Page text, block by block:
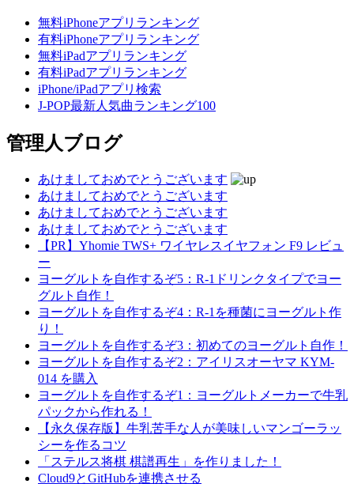
無料iPhoneアプリランキング
有料iPhoneアプリランキング
無料iPadアプリランキング
有料iPadアプリランキング
iPhone/iPadアプリ検索
J-POP最新人気曲ランキング100
管理人ブログ
あけましておめでとうございます
あけましておめでとうございます
あけましておめでとうございます
あけましておめでとうございます
【PR】Yhomie TWS+ ワイヤレスイヤフォン F9 レビュ
ー
ヨーグルトを自作するぞ5：R-1ドリンクタイプでヨー
グルト自作！
ヨーグルトを自作するぞ4：R-1を種菌にヨーグルト作
り！
ヨーグルトを自作するぞ3：初めてのヨーグルト自作！
ヨーグルトを自作するぞ2：アイリスオーヤマ KYM-
014 を購入
ヨーグルトを自作するぞ1：ヨーグルトメーカーで牛乳
パックから作れる！
【永久保存版】牛乳苦手な人が美味しいマンゴーラッ
シーを作るコツ
「ステルス将棋 棋譜再生」を作りました！
Cloud9とGitHubを連携させる